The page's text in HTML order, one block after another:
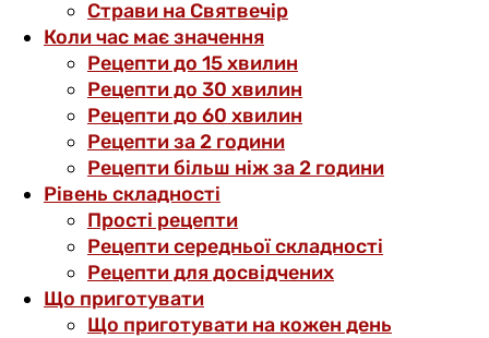
Страви на Святвечір
Коли час має значення
Рецепти до 15 хвилин
Рецепти до 30 хвилин
Рецепти до 60 хвилин
Рецепти за 2 години
Рецепти більш ніж за 2 години
Рівень складності
Прості рецепти
Рецепти середньої складності
Рецепти для досвідчених
Що приготувати
Що приготувати на кожен день